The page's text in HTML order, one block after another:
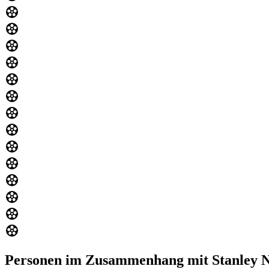
Personen im Zusammenhang mit Stanley